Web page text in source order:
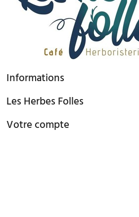
Informations
Les Herbes Folles
Votre compte